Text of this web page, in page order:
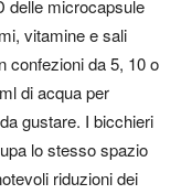
delle microcapsule
vitamine e sali
confezioni da 5, 10 o
di acqua per
gustare. I bicchieri
lo stesso spazio
riduzioni dei